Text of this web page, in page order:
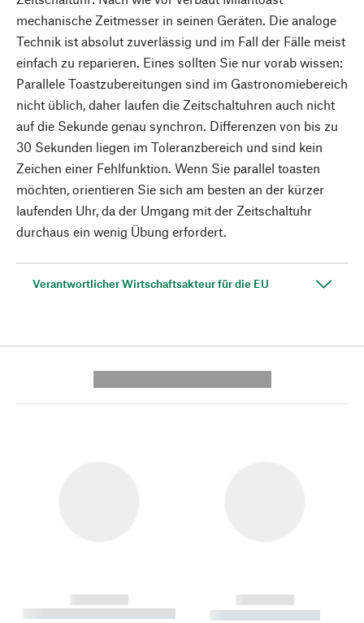
mechanische Zeitmesser in seinen Geräten. Die analoge
Technik ist absolut zuverlässig und im Fall der Fälle meist
einfach zu reparieren. Eines sollten Sie nur vorab wissen:
Parallele Toastzubereitungen sind im Gastronomiebereich
nicht üblich, daher laufen die Zeitschaltuhren auch nicht
auf die Sekunde genau synchron. Differenzen von bis zu
30 Sekunden liegen im Toleranzbereich und sind kein
Zeichen einer Fehlfunktion. Wenn Sie parallel toasten
möchten, orientieren Sie sich am besten an der kürzer
laufenden Uhr, da der Umgang mit der Zeitschaltuhr
durchaus ein wenig Übung erfordert.
Verantwortlicher Wirtschaftsakteur für die EU
------------
----------- ----------- --------
------------
----------- -----------